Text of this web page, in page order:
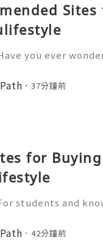
you ever
account is far
of p37分鐘前
for
students and
(which rarely
T
42分鐘前